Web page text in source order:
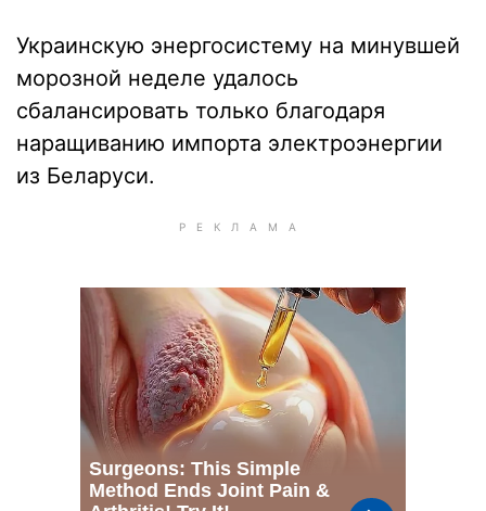
Украинскую энергосистему на минувшей
морозной неделе удалось
сбалансировать только благодаря
наращиванию импорта электроэнергии
из Беларуси.